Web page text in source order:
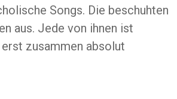
Songs. Die beschuhten
aus. Jede von ihnen ist
zusammen absolut